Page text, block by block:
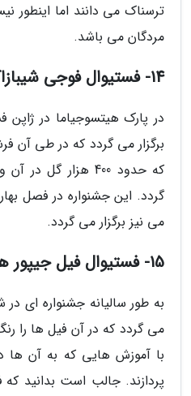
ترسناک می دانند اما اینطور
مردگان می باشد.
14- فستیوال فوجی شیبازاکورا ژاپن
در پارک هیتسوجیاما در ژاپن
برگزار می گردد که در طی آن
که حدود 400 هزار
گردد. این جشنواره در فصل
می نیز برگزار می گردد.
15- فستیوال فیل جیپور هند
به طور سالیانه جشنواره ای
می گردد که در آن فیل ها را
با آموزش هایی که به آن ها
پردازند. جالب است بدانید